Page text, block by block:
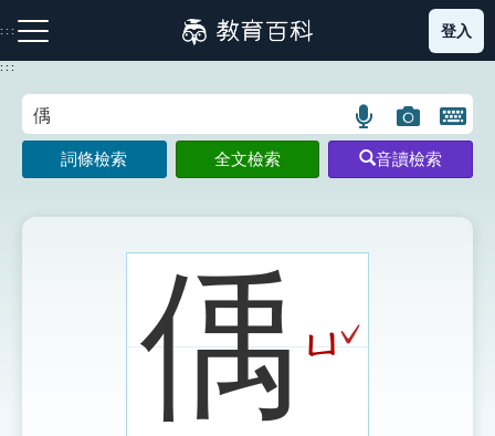
到
主
:::
注音索引圖示 筆畫索引圖示 部首索引表圖示
登入
:::
語
言
搜
示
圖
片
搜
開
鍵
圖
詞條檢索 全文檢索 音讀檢索
偊ㄩ ˇ